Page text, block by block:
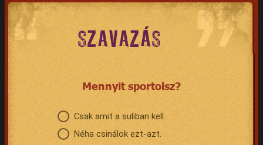
SZAVAZÁS
Mennyit sportolsz?
Csak amit a suliban kell.
Néha csinálok ezt-azt.